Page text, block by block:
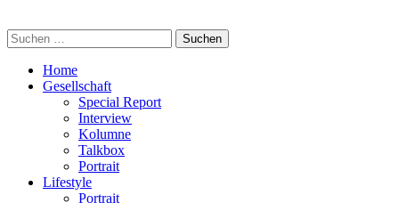
Suchen
nach:
Home
Gesellschaft
Special Report
Interview
Kolumne
Talkbox
Portrait
Lifestyle
Portrait